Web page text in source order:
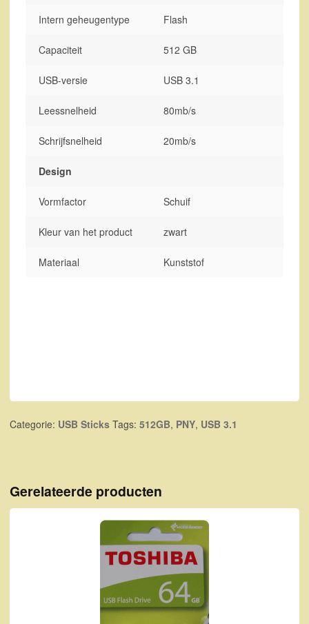
Intern geheugentype Flash
Capaciteit 512 GB
USB-versie USB 3.1
Leessnelheid 80mb/s
Schrijfsnelheid 20mb/s
Design
Vormfactor Schuif
Kleur van het product zwart
Materiaal Kunststof
Categorie: USB Sticks Tags: 512GB, PNY, USB 3.1
Gerelateerde producten